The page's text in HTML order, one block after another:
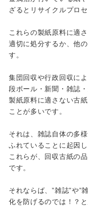
ざるとリサイクルプロ
これらの製紙原料に適
適切に処分するか、他
す。
集団回収や行政回収に
段ボール・新聞・雑誌
製紙原料に適さない古
ことが多いです。
それは、雑誌自体の多
ふれていることに起因し
これらが、回収古紙の
です。
それならば、”雑誌”や”
化を防げるのでは！？